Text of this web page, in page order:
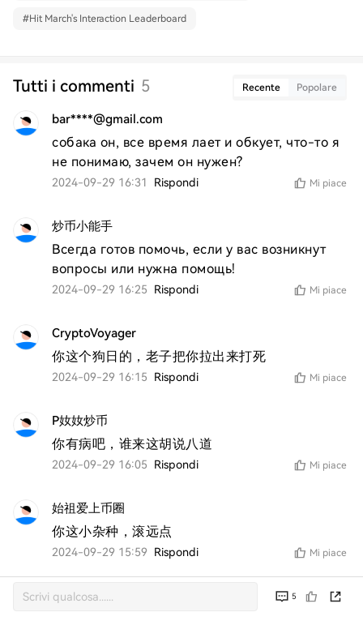
#Hit March's Interaction Leaderboard
Tutti i commenti 5 Recente Popolare
bar****@gmail.com
собака он, все время лает и обкует, что-то я
не понимаю, зачем он нужен?
2024-09-29 16:31 Rispondi Mi piace
炒币小能手
Всегда готов помочь, если у вас возникнут
вопросы или нужна помощь!
2024-09-29 16:25 Rispondi Mi piace
CryptoVoyager
你这个狗日的，老子把你拉出来打死
2024-09-29 16:15 Rispondi Mi piace
P奻奻炒币
你有病吧，谁来这胡说八道
2024-09-29 16:05 Rispondi Mi piace
始祖爱上币圈
你这小杂种，滚远点
2024-09-29 15:59 Rispondi Mi piace
5